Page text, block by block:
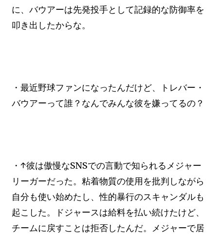
に、バウアーは先発投手として記録的な防御率を
叩き出したからな。
・最近野球ファンになったんだけど、トレバー・
バウアーって誰？なんでみんな彼を嫌ってるの？
・↑彼は傲慢なSNSでの言動で知られるメジャー
リーガーだった。粘着物質の使用を批判しながら
自分も使い始めたし、性的暴行のスキャンダルも
起こした。ドジャースは給料を払い続けたけど、
チームに戻すことは拒否したんだ。メジャーで居